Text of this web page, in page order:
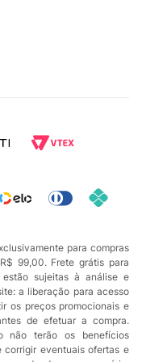
para compras
99,00. Frete grátis para
sujeitas à análise e
a liberação para acesso
os preços promocionais e
de efetuar a compra.
não terão os benefícios
corrigir eventuais ofertas e